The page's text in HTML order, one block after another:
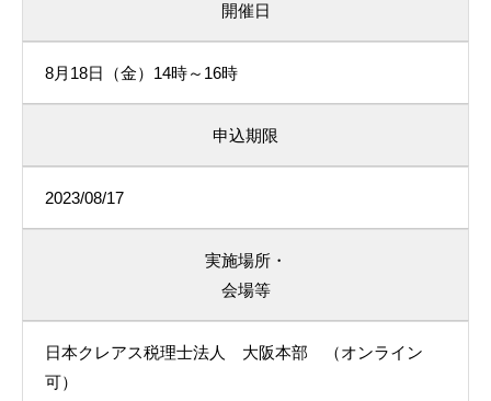
開催日
8月18日（金）14時～16時
申込期限
2023/08/17
実施場所・
会場等
日本クレアス税理士法人 大阪本部 （オンライン
可）